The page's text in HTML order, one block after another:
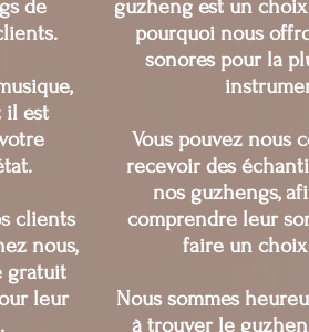
de
il est
clients
nous,
gratuit
leur
guzheng est un
pourquoi nous
sonores pour la
Vous pouvez nous
recevoir des
nos guzhengs,
comprendre leur
faire un
Nous sommes
à trouver le